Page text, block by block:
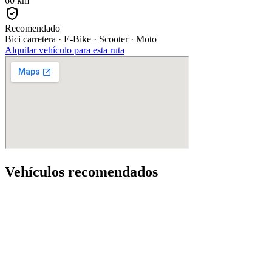
Recomendado
Bici carretera · E-Bike · Scooter · Moto
Alquilar vehículo para esta ruta
Vehículos recomendados